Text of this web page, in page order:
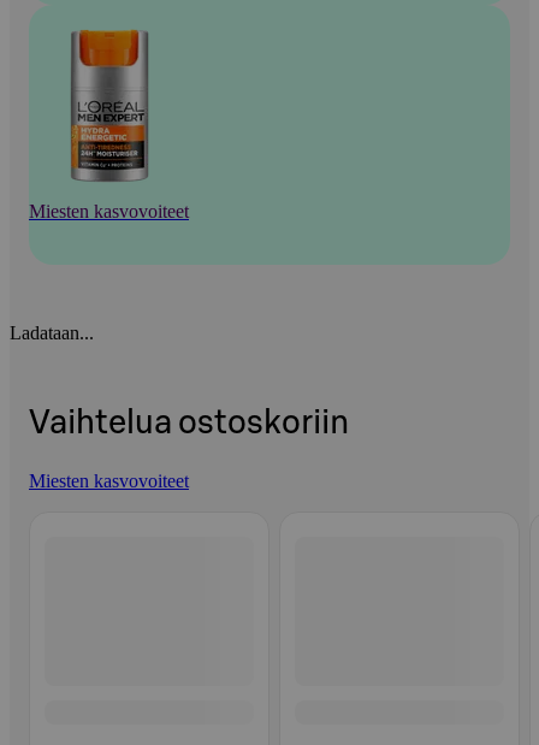
Miesten kasvovoiteet
Ladataan...
Vaihtelua ostoskoriin
Miesten kasvovoiteet